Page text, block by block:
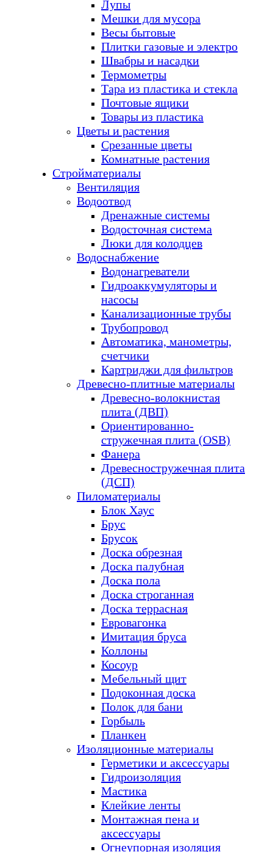
Лупы
Мешки для мусора
Весы бытовые
Плитки газовые и электро
Швабры и насадки
Термометры
Тара из пластика и стекла
Почтовые ящики
Товары из пластика
Цветы и растения
Срезанные цветы
Комнатные растения
Стройматериалы
Вентиляция
Водоотвод
Дренажные системы
Водосточная система
Люки для колодцев
Водоснабжение
Водонагреватели
Гидроаккумуляторы и
насосы
Канализационные трубы
Трубопровод
Автоматика, манометры,
счетчики
Картриджи для фильтров
Древесно-плитные материалы
Древесно-волокнистая
плита (ДВП)
Ориентированно-
стружечная плита (OSB)
Фанера
Древесностружечная плита
(ДСП)
Пиломатериалы
Блок Хаус
Брус
Брусок
Доска обрезная
Доска палубная
Доска пола
Доска строганная
Доска террасная
Евровагонка
Имитация бруса
Коллоны
Косоур
Мебельный щит
Подоконная доска
Полок для бани
Горбыль
Планкен
Изоляционные материалы
Герметики и аксессуары
Гидроизоляция
Мастика
Клейкие ленты
Монтажная пена и
аксессуары
Огнеупорная изоляция